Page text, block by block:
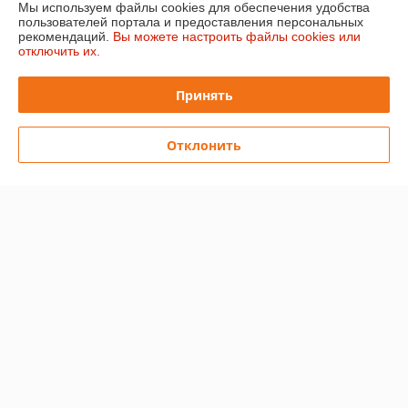
Контакты
Мы используем файлы cookies для обеспечения удобства
пользователей портала и предоставления персональных
рекомендаций. Вы можете настроить файлы cookies или
отключить их.
Принять
Отклонить